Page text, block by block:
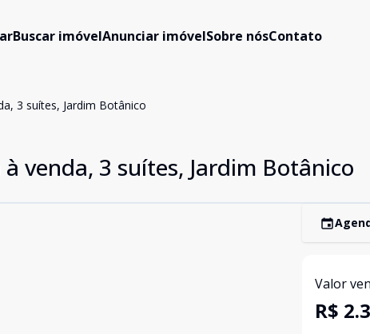
Buscar imóvelAnunciar imóvelSobre nósContato
3 suítes, Jardim Botânico
venda, 3 suítes, Jardim Botânico
Valor
R$